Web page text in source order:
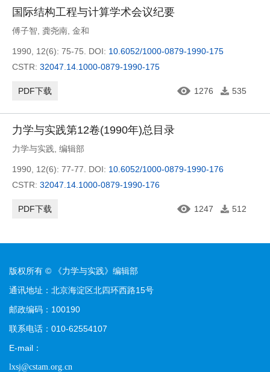
国际结构工程与计算学术会议纪要
傅子智 龚尧南 金和
1990, 12(6): 75-75. DOI: 10.6052/1000-0879-1990-175
CSTR: 32047.14.1000-0879-1990-175
PDF下载 1276 535
力学与实践第12卷(1990年)总目录
力学与实践 编辑部
1990, 12(6): 77-77. DOI: 10.6052/1000-0879-1990-176
CSTR: 32047.14.1000-0879-1990-176
PDF下载 1247 512
版权所有 © 《力学与实践》编辑部
通讯地址：北京海淀区北四环西路15号
邮政编码：100190
联系电话：010-62554107
E-mail：
lxsj@cstam.org.cn